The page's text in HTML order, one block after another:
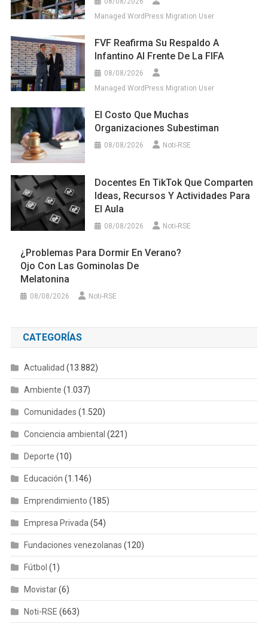
Managed WordPress Migration User
FVF Reafirma Su Respaldo A
Infantino Al Frente De La FIFA
08/08/2026
Managed WordPress Migration User
El Costo Que Muchas
Organizaciones Subestiman
08/08/2026 Noti-RSE
Docentes En TikTok Que Comparten
Ideas, Recursos Y Actividades Para
El Aula
08/08/2026 Noti-RSE
¿Problemas Para Dormir En Verano?
Ojo Con Las Gominolas De
Melatonina
08/08/2026 Noti-RSE
CATEGORÍAS
Actualidad (13.882)
Ambiente (1.037)
Comunidades (1.520)
Conciencia ambiental (221)
Deporte (10)
Educación (1.146)
Emprendimiento (185)
Empresa Privada (54)
Fundaciones venezolanas (120)
Fútbol (1)
Movistar(6)
Noti-RSE (663)